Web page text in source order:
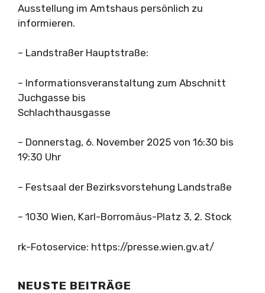
Ausstellung im Amtshaus persönlich zu
informieren.
– Landstraßer Hauptstraße:
– Informationsveranstaltung zum Abschnitt
Juchgasse bis
Schlachthausgasse
– Donnerstag, 6. November 2025 von 16:30 bis
19:30 Uhr
– Festsaal der Bezirksvorstehung Landstraße
– 1030 Wien, Karl-Borromäus-Platz 3, 2. Stock
rk-Fotoservice: https://presse.wien.gv.at/
NEUSTE BEITRÄGE